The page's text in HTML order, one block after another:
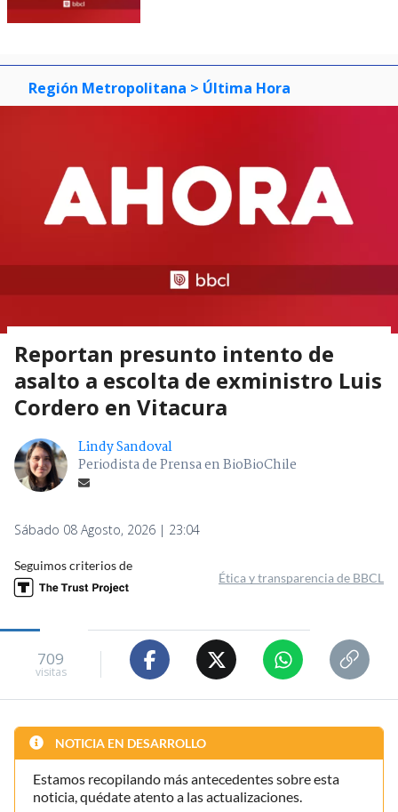
Región Metropolitana > Última Hora
Reportan presunto intento de
asalto a escolta de exministro Luis
Cordero en Vitacura
Lindy Sandoval
Periodista de Prensa en BioBioChile
Sábado 08 Agosto, 2026 | 23:04
Seguimos criterios de
Ética y transparencia de BBCL
709
visitas
NOTICIA EN DESARROLLO
Estamos recopilando más antecedentes sobre esta
noticia, quédate atento a las actualizaciones.